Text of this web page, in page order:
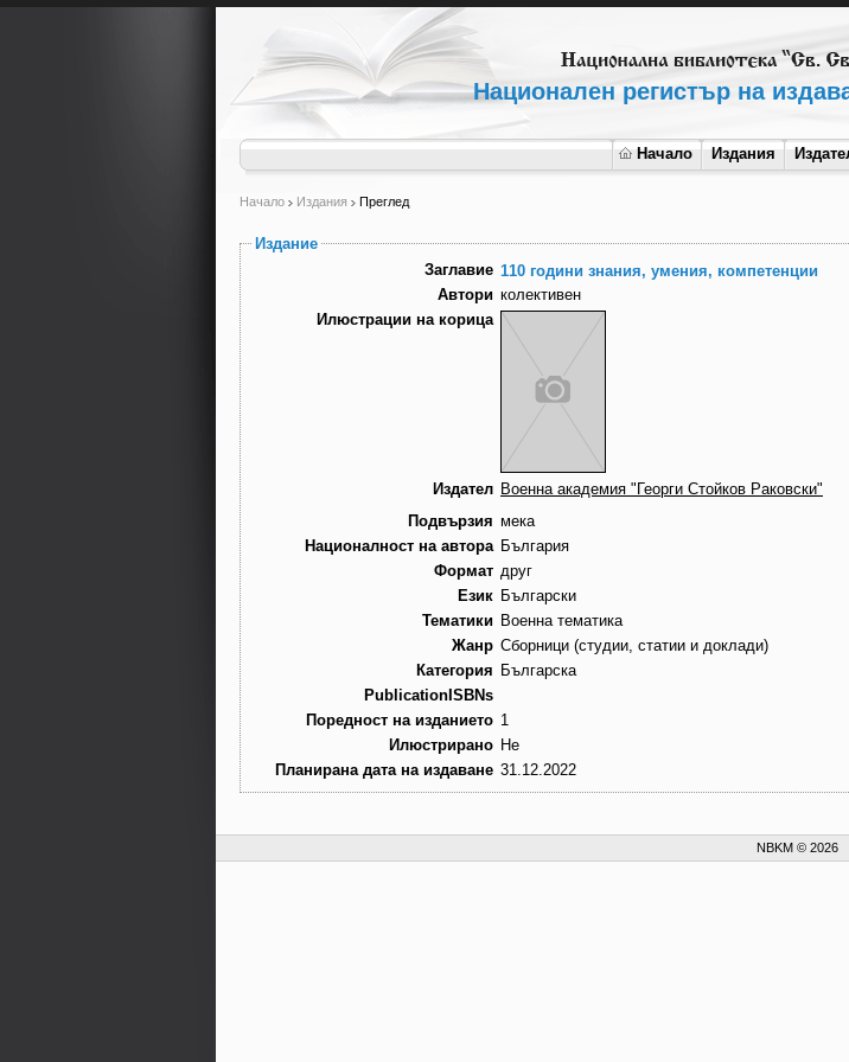
Национален регистър на
Начало Издания
Начало Издания Преглед
Издание
Заглавие 110 години знания, умения, компетенции
Автори колективен
Илюстрации на корица
Издател Военна академия "Георги Стойков Раковски"
Подвързия мека
Националност на автора България
Формат друг
Език Български
Тематики Военна тематика
Жанр Сборници (студии, статии и доклади)
Категория Българска
PublicationISBNs
Поредност на изданието 1
Илюстрирано Не
Планирана дата на издаване 31.12.2022
NBKM © 2026